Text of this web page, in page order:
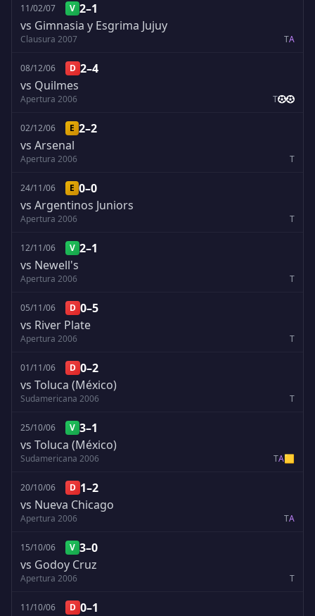
11/02/07 V 2–1
vs Gimnasia y Esgrima Jujuy
Clausura 2007 TA
08/12/06 D 2–4
vs Quilmes
Apertura 2006 T
02/12/06 E 2–2
vs Arsenal
Apertura 2006 T
24/11/06 E 0–0
vs Argentinos Juniors
Apertura 2006 T
12/11/06 V 2–1
vs Newell's
Apertura 2006 T
05/11/06 D 0–5
vs River Plate
Apertura 2006 T
01/11/06 D 0–2
vs Toluca (México)
Sudamericana 2006 T
25/10/06 V 3–1
vs Toluca (México)
Sudamericana 2006 TA🟨
20/10/06 D 1–2
vs Nueva Chicago
Apertura 2006 TA
15/10/06 V 3–0
vs Godoy Cruz
Apertura 2006 T
11/10/06 D 0–1